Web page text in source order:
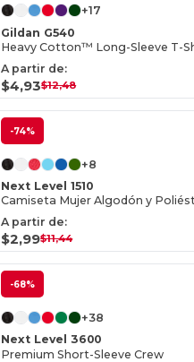
+17
Gildan G540
Heavy Cotton™ Long-Sleeve T-
A partir de:
$4,93$12,48
-74%
+8
Next Level 1510
Camiseta Mujer Algodón y
A partir de:
$2,99$11,44
-68%
+38
Next Level 3600
Premium Short-Sleeve Crew